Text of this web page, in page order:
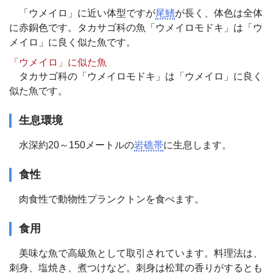
「ウメイロ」に近い体型ですが尾鰭が長く、体色は全体
に赤銅色です。タカサゴ科の魚「ウメイロモドキ」は「ウ
メイロ」に良く似た魚です。
「ウメイロ」に似た魚
タカサゴ科の「ウメイロモドキ」は「ウメイロ」に良く
似た魚です。
生息環境
水深約20～150メートルの岩礁帯に生息します。
食性
肉食性で動物性プランクトンを食べます。
食用
美味な魚で高級魚として取引されています。料理法は、
刺身、塩焼き、煮つけなど。刺身は松茸の香りがするとも